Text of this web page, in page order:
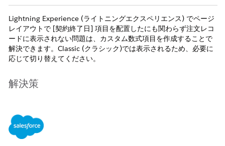
Lightning Experience (ライトニングエクスペリエンス) でページ
レイアウトで [契約終了日] 項目を配置したにも関わらず注文レコ
ードに表示されない問題は、カスタム数式項目を作成することで
解決できます。Classic (クラシック)では表示されるため、必要に
応じて切り替えてください。
解決策
して利用してください。
式: Contract.EndDate